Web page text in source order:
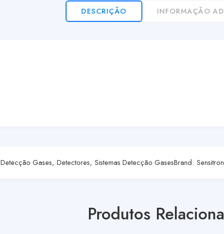
DESCRIÇÃO INFORMAÇÃO
Detecção Gases, Detectores, Sistemas Detecção GasesBrand: Sensitron
Produtos